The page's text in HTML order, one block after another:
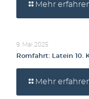
Mehr
9. Mai 2025
Romfahrt: Latein 10.
Mehr